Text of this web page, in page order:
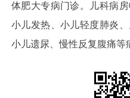
体肥大专病门诊。儿科病
小儿发热、小儿轻度肺炎
小儿遗尿、慢性反复腹痛等